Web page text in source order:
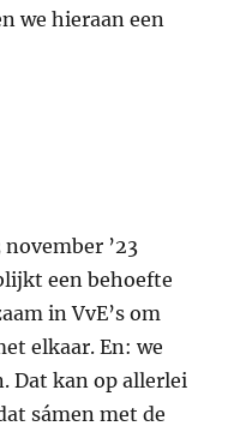
we hieraan een
november ’23
een behoefte
in VvE’s om
elkaar. En: we
Dat kan op allerlei
sámen met de